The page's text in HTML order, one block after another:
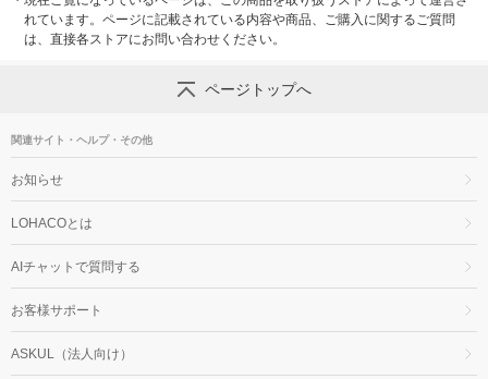
れています。ページに記載されている内容や商品、ご購入に関するご質問
は、直接各ストアにお問い合わせください。
ページトップへ
関連サイト・ヘルプ・その他
お知らせ
LOHACOとは
AIチャットで質問する
お客様サポート
ASKUL（法人向け）